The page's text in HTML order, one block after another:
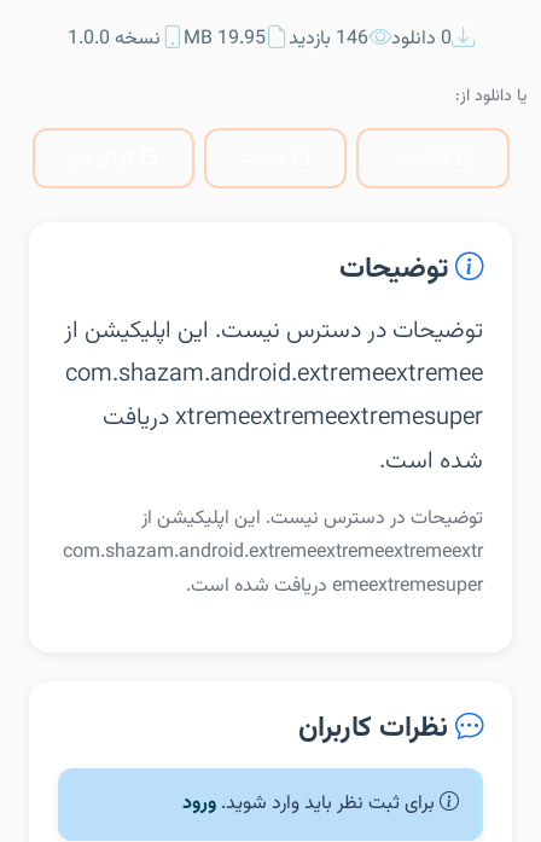
0 دانلود 146 بازدید 19.95 MB نسخه 1.0.0
یا دانلود از:
توضیحات
توضیحات در دسترس نیست. این اپلیکیشن از
com.shazam.android.extremeextremee
xtremeextremeextremesuper دریافت
شده است.
توضیحات در دسترس نیست. این اپلیکیشن از
com.shazam.android.extremeextremeextremeextr
emeextremesuper دریافت شده است.
نظرات کاربران
برای ثبت نظر باید وارد شوید. ورود